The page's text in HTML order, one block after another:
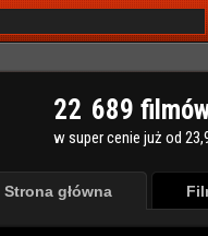
22 689
w super cenie już od
Strona główna